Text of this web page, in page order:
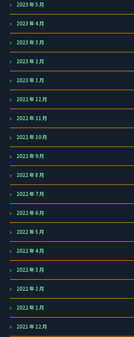
2023 年 5 月
2023 年 4 月
2023 年 3 月
2023 年 2 月
2023 年 1 月
2022 年 12 月
2022 年 11 月
2022 年 10 月
2022 年 9 月
2022 年 8 月
2022 年 7 月
2022 年 6 月
2022 年 5 月
2022 年 4 月
2022 年 3 月
2022 年 2 月
2022 年 1 月
2021 年 12 月